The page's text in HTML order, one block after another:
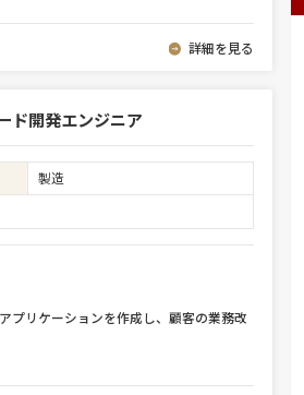
詳細を見る
ド開発エンジニア
製造
プリケーションを作成し、顧客の業務改